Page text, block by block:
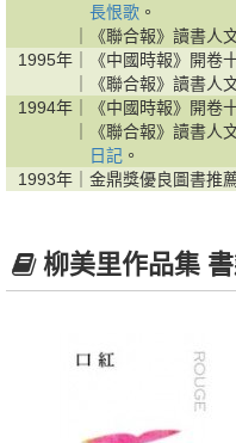
長恨歌 。
《聯合報》讀書人
1995年｜
《中國時報》開卷
《聯合報》讀書人
1994年｜
《中國時報》開卷
《聯合報》讀書人
日記 。
1993年｜ 金鼎獎優良圖書推
柳美里作品集